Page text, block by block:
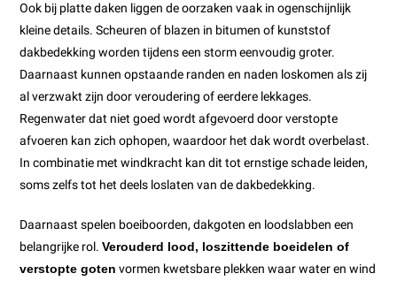
Ook bij platte daken liggen de oorzaken vaak in ogenschijnlijk
kleine details. Scheuren of blazen in bitumen of kunststof
dakbedekking worden tijdens een storm eenvoudig groter.
Daarnaast kunnen opstaande randen en naden loskomen als zij
al verzwakt zijn door veroudering of eerdere lekkages.
Regenwater dat niet goed wordt afgevoerd door verstopte
afvoeren kan zich ophopen, waardoor het dak wordt overbelast.
In combinatie met windkracht kan dit tot ernstige schade leiden,
soms zelfs tot het deels loslaten van de dakbedekking.
Daarnaast spelen boeiboorden, dakgoten en loodslabben een
belangrijke rol.Verouderd lood, loszittende boeidelen of
verstopte goten vormen kwetsbare plekken waar water en wind